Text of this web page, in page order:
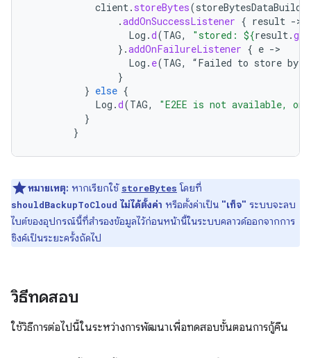
client. storeBytes(
.addOnSuccessListener { result -
Log .d(TAG, "stored: ${result.
}.addOnFailureListener { e -
Log . e(TAG, “Failed to store
}
} else {
Log .d(TAG,
"E2EE is not available,
}
}
หมายเหตุ: หากเรียกใช้ storeBytes โดยที่
shouldBackupToCloud ไม่ได้ตั้งค่า หรือตั้งค่าเป็น "เท็จ" ระบบจะลบ
ไบต์ของอุปกรณ์นี้ที่สำรองข้อมูลไว้ก่อนหน้านี้ในระบบคลาวด์ออกจากการ
ซิงค์เป็นระยะครั้งถัดไป
วิธีทดสอบ
ใช้วิธีการต่อไปนี้ในระหว่างการพัฒนาเพื่อทดสอบขั้นตอนการกู้คืน